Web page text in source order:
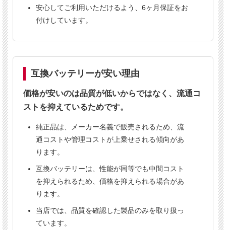
✔ バッテリーの価格が高くてお困りの方
対応機種
ペンギンMy16B
ご購入前にご確認ください
表示価格は1個あたりの価格です。
です。※北海道・沖縄は別料金となりま
す。
安心してご利用いただけるよう、6ヶ月保証をお
付けしています。
互換バッテリーが安い理由
価格が安いのは品質が低いからではなく、流通コ
ストを抑えているためです。
純正品は、メーカー名義で販売されるため、流
通コストや管理コストが上乗せされる傾向があ
ります。
互換バッテリーは、性能が同等でも中間コスト
を抑えられるため、価格を抑えられる場合があ
ります。
当店では、品質を確認した製品のみを取り扱っ
ています。